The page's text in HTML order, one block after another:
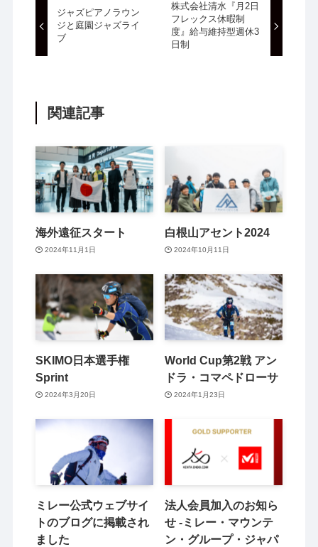
ジャズピアノラウン
ジと庭園ジャズライ
ブ
株式会社清水『月2日
フレックス休暇制
度』給与維持型週休3
日制
関連記事
海外遠征スタート
2024年11月1日
白根山アセント2024
2024年10月11日
SKIMO日本選手権
Sprint
2024年3月20日
World Cup第2戦 アン
ドラ・コマペドローサ
2024年1月23日
ミレー公式ウェブサイ
トのブログに掲載され
ました
法人会員加入のお知ら
せ -ミレー・マウンテ
ン・グループ・ジャパ